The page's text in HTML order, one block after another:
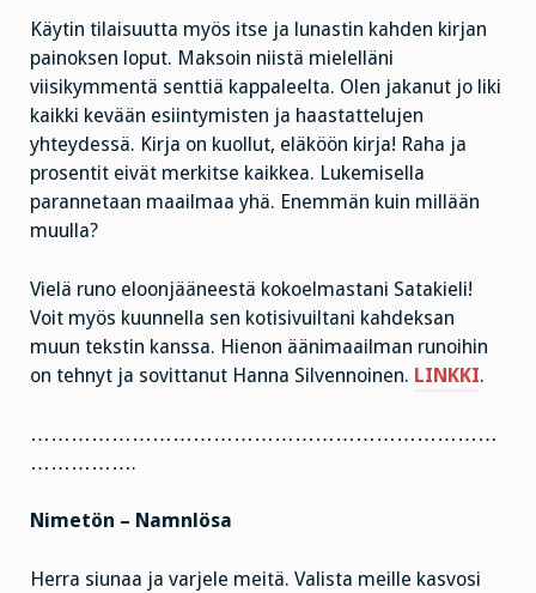
Käytin tilaisuutta myös itse ja lunastin kahden kirjan
painoksen loput. Maksoin niistä mielelläni
viisikymmentä senttiä kappaleelta. Olen jakanut jo liki
kaikki kevään esiintymisten ja haastattelujen
yhteydessä. Kirja on kuollut, eläköön kirja! Raha ja
prosentit eivät merkitse kaikkea. Lukemisella
parannetaan maailmaa yhä. Enemmän kuin millään
muulla?
Vielä runo eloonjääneestä kokoelmastani Satakieli!
Voit myös kuunnella sen kotisivuiltani kahdeksan
muun tekstin kanssa. Hienon äänimaailman runoihin
on tehnyt ja sovittanut Hanna Silvennoinen. LINKKI.
……………………………………………………………
…………….
Nimetön – Namnlösa
Herra siunaa ja varjele meitä. Valista meille kasvosi